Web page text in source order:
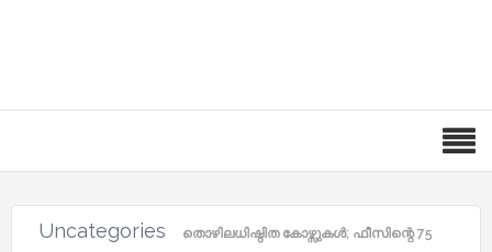
Uncategories
തൊഴിലധിഷ്ഠിത കോഴ്സുകള്‍; ഫീസിന്റെ 75